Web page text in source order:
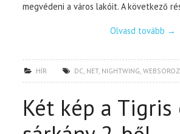
megvédeni a város lakóit. A következő
Olvasd tovább →
HÍR DC, NET, NIGHTWING,
Két kép a Tigris